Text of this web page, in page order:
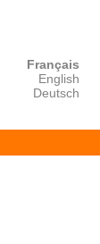
Français
English
Deutsch